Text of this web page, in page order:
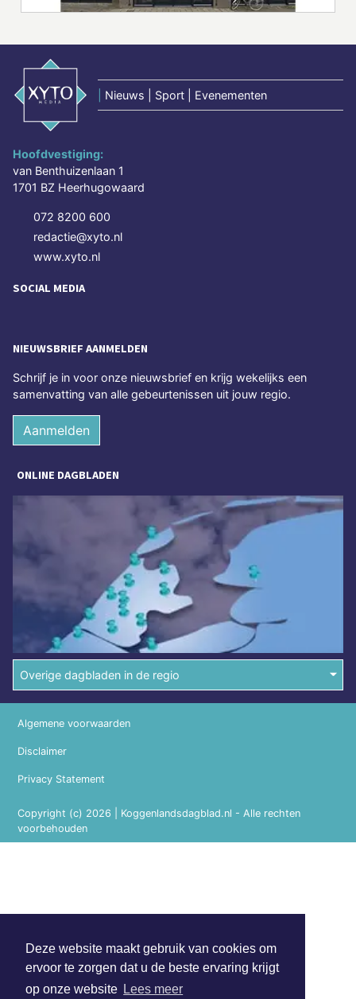
Deze website maakt gebruik van cookies om
ervoor te zorgen dat u de beste ervaring krijgt
op onze website Lees meer
Nieuws | Sport | Evenementen
Hoofdvestiging:
van Benthuizenlaan 1
1701 BZ Heerhugowaard
072 8200 600
redactie@xyto.nl
www.xyto.nl
SOCIAL MEDIA
NIEUWSBRIEF AANMELDEN
Schrijf je in voor onze nieuwsbrief en krijg wekelijks een
samenvatting van alle gebeurtenissen uit jouw regio.
Aanmelden
ONLINE DAGBLADEN
Overige dagbladen in de regio
Copyright (c) 2026 | Koggenlandsdagblad.nl - Alle rechten
voorbehouden
Algemene voorwaarden
Disclaimer
Privacy Statement